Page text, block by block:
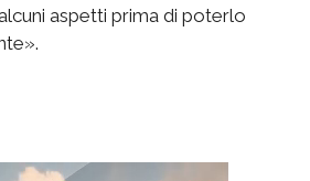
aspetti prima di poterlo